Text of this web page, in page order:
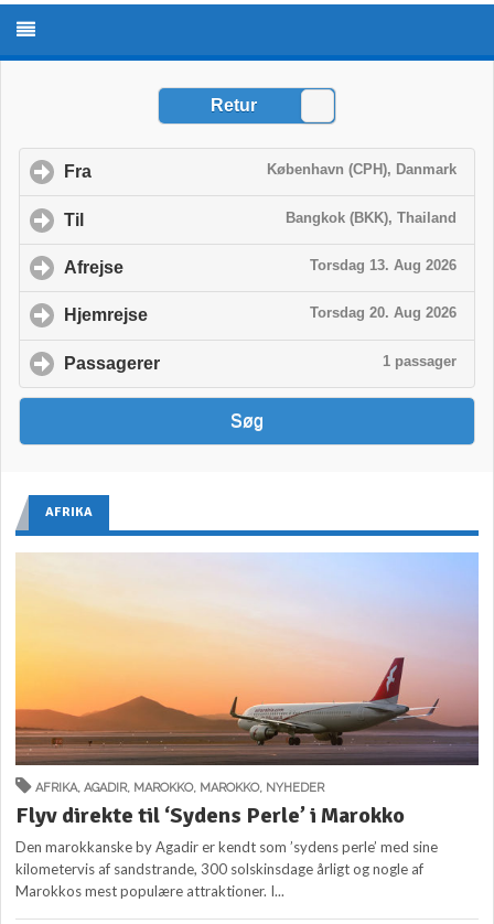
AFRIKA
AFRIKA,AGADIR, MAROKKO, MAROKKO, NYHEDER
Flyv direkte til ‘Sydens Perle’ i Marokko
Den marokkanske by Agadir er kendt som ’sydens perle’ med sine
kilometervis af sandstrande, 300 solskinsdage årligt og nogle af
Marokkos mest populære attraktioner. I...